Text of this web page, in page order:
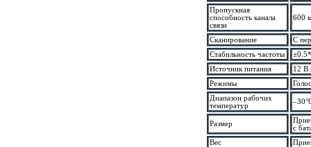
Пропускная
способность канала
связи
600
Сканирование
С
Стабильность частоты
Источник питания
12 В
Режимы
Диапазон рабочих
температур
Размер
с
Вес